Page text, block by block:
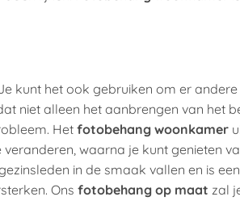
kunt het ook gebruiken om er andere
niet alleen het aanbrengen van het
Het fotobehang woonkamer
waarna je kunt genieten
in de smaak vallen en is een
Ons fotobehang op maat zal